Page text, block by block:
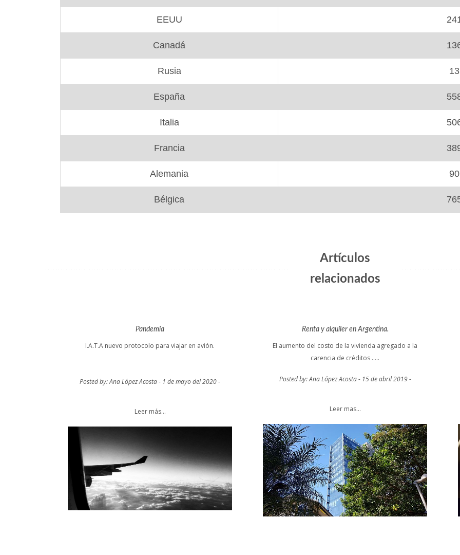
EEUU
Canadá
Rusia 13
España
Italia
Francia
Alemania 90
Bélgica
Artículos
relacionados
Pandemia
I.A.T.A nuevo protocolo para viajar en avión.
Posted by: Ana López Acosta - 1 de mayo del 2020 -
Leer más...
Renta y alquiler en Argentina.
El aumento del costo de la vivienda agregado a la
carencia de créditos .....
Posted by: Ana López Acosta - 15 de abril 2019 -
Leer mas...